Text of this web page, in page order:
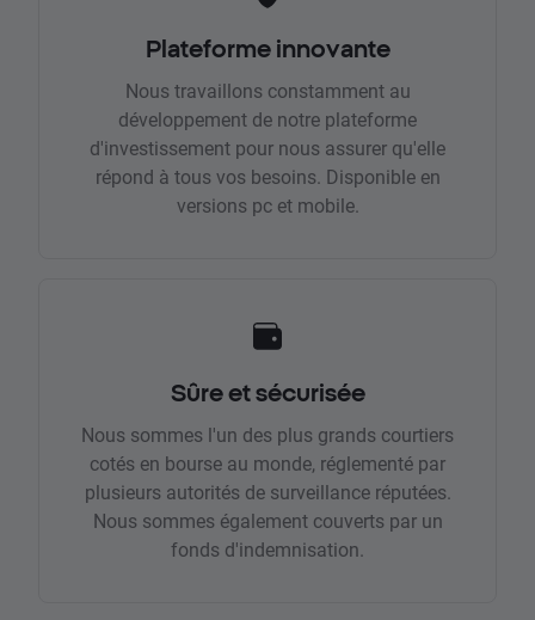
Plateforme innovante
Nous travaillons constamment au
développement de notre plateforme
d'investissement pour nous assurer qu'elle
répond à tous vos besoins. Disponible en
versions pc et mobile.
Sûre et sécurisée
Nous sommes l'un des plus grands courtiers
cotés en bourse au monde, réglementé par
plusieurs autorités de surveillance réputées.
Nous sommes également couverts par un
fonds d'indemnisation.